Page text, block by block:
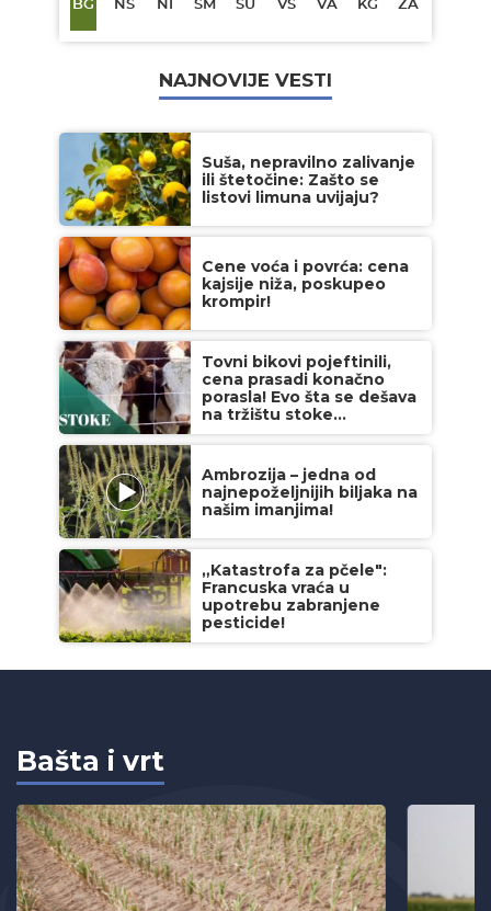
BG NS NI SM SU VŠ VA KG ZA
NAJNOVIJE VESTI
Suša, nepravilno zalivanje
ili štetočine: Zašto se
listovi limuna uvijaju?
Cene voća i povrća: cena
kajsije niža, poskupeo
krompir!
Tovni bikovi pojeftinili,
cena prasadi konačno
porasla! Evo šta se dešava
na tržištu stoke...
Ambrozija – jedna od
najnepoželjnijih biljaka na
našim imanjima!
„Katastrofa za pčele":
Francuska vraća u
upotrebu zabranjene
pesticide!
Bašta i vrt